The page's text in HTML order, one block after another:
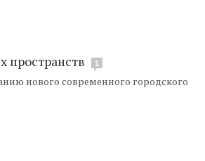
пространств 1
нового современного городского